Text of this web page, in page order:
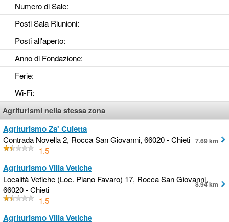
Numero di Sale:
Posti Sala Riunioni:
Posti all'aperto:
Anno di Fondazione:
Ferie:
Wi-Fi:
Agriturismi nella stessa zona
Agriturismo Za' Culetta
Contrada Novella 2, Rocca San Giovanni, 66020 - Chieti
1.5
7.69 km
Agriturismo Villa Vetiche
Località Vetiche (Loc. Piano Favaro) 17, Rocca San Giovanni,
66020 - Chieti
1.5
8.94 km
Agriturismo Villa Vetiche